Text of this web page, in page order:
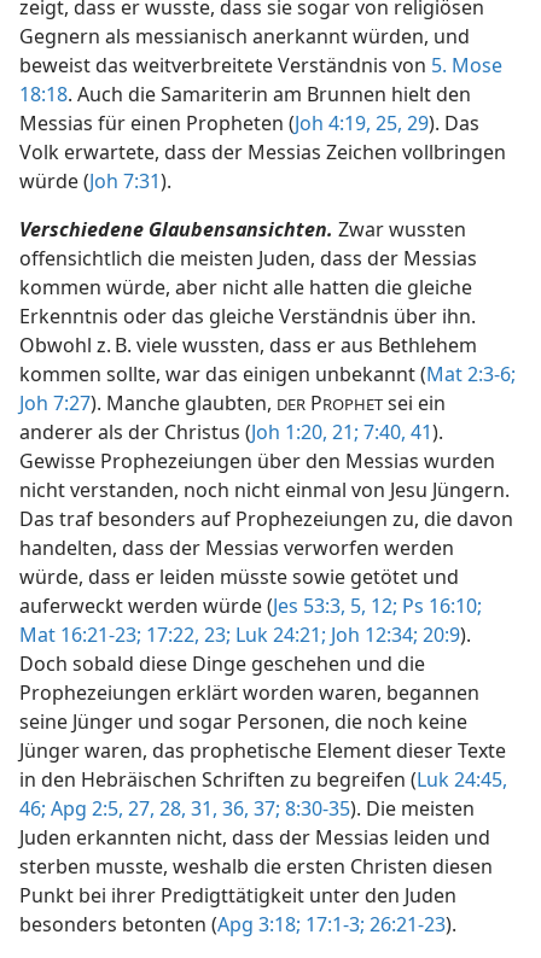
zeigt, dass er wusste, dass sie sogar von religiösen
Gegnern als messianisch anerkannt würden, und
beweist das weitverbreitete Verständnis von 5. Mose
18:18. Auch die Samariterin am Brunnen hielt den
Messias für einen Propheten (Joh 4:19, 25, 29). Das
Volk erwartete, dass der Messias Zeichen vollbringen
würde (Joh 7:31).
Verschiedene Glaubensansichten. Zwar wussten
offensichtlich die meisten Juden, dass der Messias
kommen würde, aber nicht alle hatten die gleiche
Erkenntnis oder das gleiche Verständnis über ihn.
Obwohl z. B. viele wussten, dass er aus Bethlehem
kommen sollte, war das einigen unbekannt (Mat 2:3-6;
Joh 7:27). Manche glaubten, DER PROPHET sei ein
anderer als der Christus (Joh 1:20, 21; 7:40, 41).
Gewisse Prophezeiungen über den Messias wurden
nicht verstanden, noch nicht einmal von Jesu Jüngern.
Das traf besonders auf Prophezeiungen zu, die davon
handelten, dass der Messias verworfen werden
würde, dass er leiden müsste sowie getötet und
auferweckt werden würde (Jes 53:3, 5, 12; Ps 16:10;
Mat 16:21-23; 17:22, 23; Luk 24:21; Joh 12:34; 20:9).
Doch sobald diese Dinge geschehen und die
Prophezeiungen erklärt worden waren, begannen
seine Jünger und sogar Personen, die noch keine
Jünger waren, das prophetische Element dieser Texte
in den Hebräischen Schriften zu begreifen (Luk 24:45,
46; Apg 2:5, 27, 28, 31, 36, 37; 8:30-35). Die meisten
Juden erkannten nicht, dass der Messias leiden und
sterben musste, weshalb die ersten Christen diesen
Punkt bei ihrer Predigttätigkeit unter den Juden
besonders betonten (Apg 3:18; 17:1-3; 26:21-23).